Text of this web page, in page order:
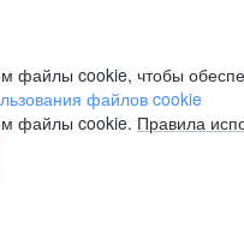
файлы cookie, чтобы
файлов cookie
файлы cookie. Правила